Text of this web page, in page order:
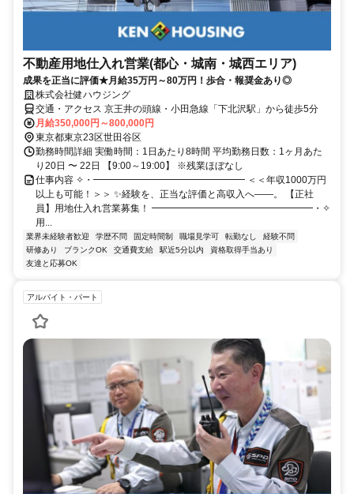
不動産用地仕入れ営業(都心・城南・城西エリア)
成果を正当に評価★月給35万円～80万円！歩合・報奨金あり◎
株式会社健ハウジング
交通・アクセス 京王井の頭線・小田急線「下北沢駅」から徒歩5分
月給350,000円～800,000円
東京都東京23区世田谷区
勤務時間詳細 実働時間：1日あたり8時間 平均勤務日数：1ヶ月あた
り20日 〜 22日 【9:00～19:00】 ※残業ほぼなし
仕事内容 ✧・━━━━━━━━━━━━━━━━ ＜＜年収1000万円
以上も可能！＞＞ ✨経験を、正当な評価と高収入へ――。 【正社
員】用地仕入れ営業募集！ ━━━━━━━━━━━━━━━━━・✧
用...
業界未経験者歓迎 学歴不問 固定時間制 職場見学可 転勤なし
経験不問
研修あり
ブランクOK 交通費支給 駅近5分以内
資格取得手当あり
友達と応募OK
アルバイト・パート